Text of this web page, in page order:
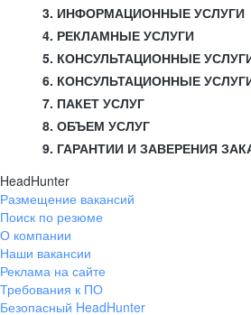
3. ИНФОРМАЦИОННЫЕ УСЛУГИ
4. РЕКЛАМНЫЕ УСЛУГИ
5. КОНСУЛЬТАЦИОННЫЕ
6. КОНСУЛЬТАЦИОННЫЕ
7. ПАКЕТ УСЛУГ
8. ОБЪЕМ УСЛУГ
9. ГАРАНТИИ И ЗАВЕРЕНИЯ
HeadHunter
Размещение вакансий
Поиск по резюме
О компании
Наши вакансии
Реклама на сайте
Требования к ПО
Безопасный HeadHunter